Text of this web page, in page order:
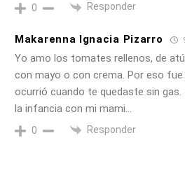
0 Responder
Makarenna Ignacia Pizarro
Yo amo los tomates rellenos, de
con mayo o con crema. Por eso
ocurrió cuando te quedaste sin gas.
la infancia con mi mami…
0 Responder